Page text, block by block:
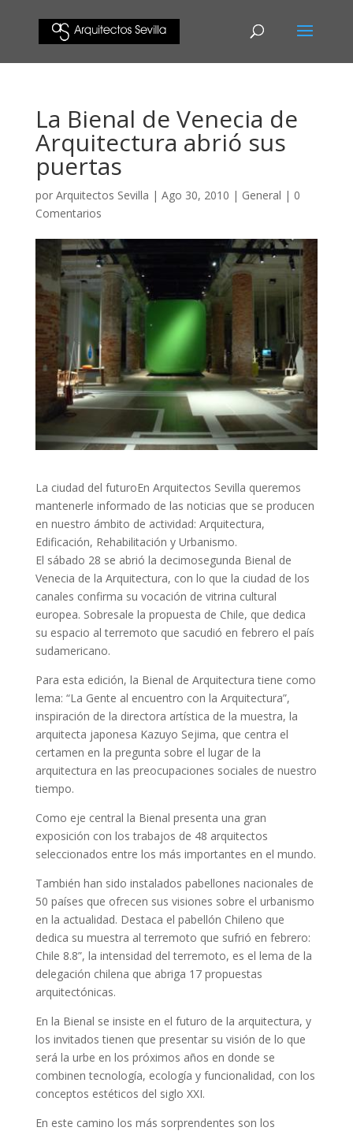
La Bienal de Venecia de
Arquitectura abrió sus
puertas
por Arquitectos Sevilla | Ago 30, 2010 | General | 0
Comentarios
La ciudad del futuroEn Arquitectos Sevilla queremos
mantenerle informado de las noticias que se producen
en nuestro ámbito de actividad: Arquitectura,
Edificación, Rehabilitación y Urbanismo.
El sábado 28 se abrió la decimosegunda Bienal de
Venecia de la Arquitectura, con lo que la ciudad de los
canales confirma su vocación de vitrina cultural
europea. Sobresale la propuesta de Chile, que dedica
su espacio al terremoto que sacudió en febrero el país
sudamericano.
Para esta edición, la Bienal de Arquitectura tiene como
lema: “La Gente al encuentro con la Arquitectura”,
inspiración de la directora artística de la muestra, la
arquitecta japonesa Kazuyo Sejima, que centra el
certamen en la pregunta sobre el lugar de la
arquitectura en las preocupaciones sociales de nuestro
tiempo.
Como eje central la Bienal presenta una gran
exposición con los trabajos de 48 arquitectos
seleccionados entre los más importantes en el mundo.
También han sido instalados pabellones nacionales de
50 países que ofrecen sus visiones sobre el urbanismo
en la actualidad. Destaca el pabellón Chileno que
dedica su muestra al terremoto que sufrió en febrero:
Chile 8.8”, la intensidad del terremoto, es el lema de la
delegación chilena que abriga 17 propuestas
arquitectónicas.
En la Bienal se insiste en el futuro de la arquitectura, y
los invitados tienen que presentar su visión de lo que
será la urbe en los próximos años en donde se
combinen tecnología, ecología y funcionalidad, con los
conceptos estéticos del siglo XXI.
En este camino los más sorprendentes son los